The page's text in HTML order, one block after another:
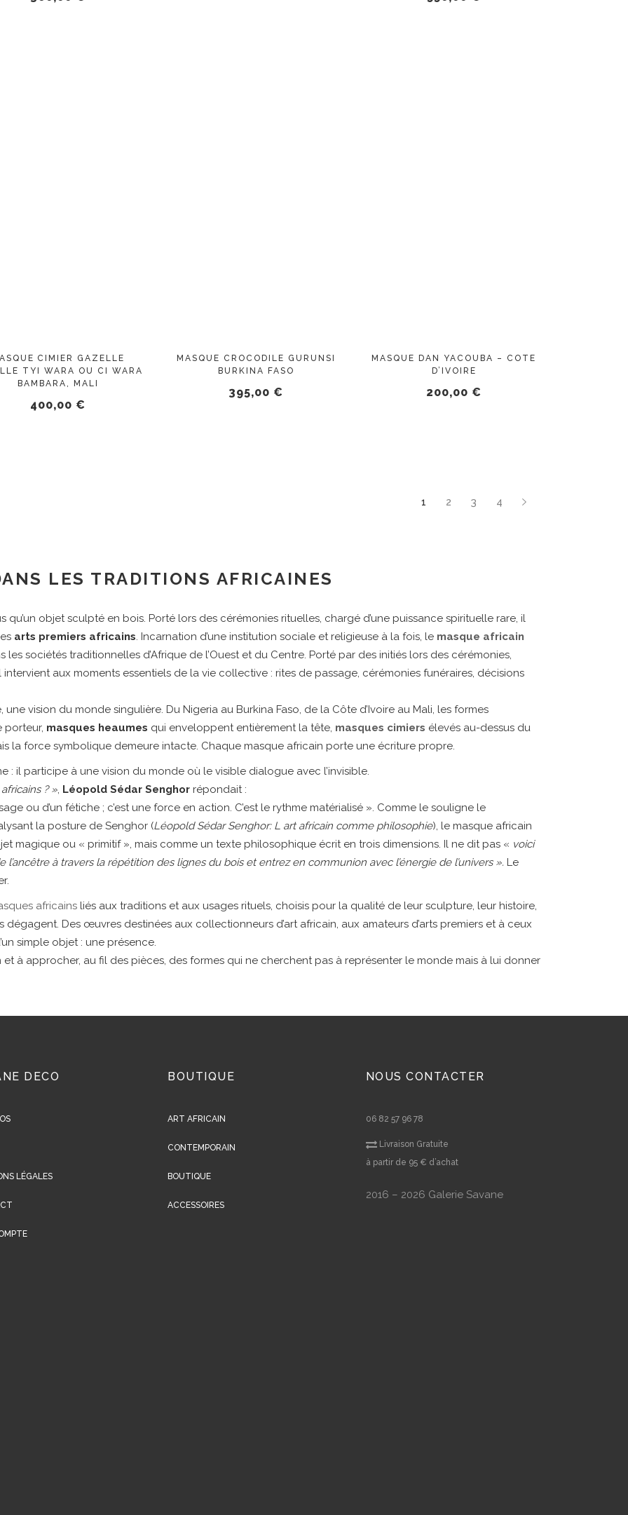
CIMIER GAZELLE
TYI WARA OU CI WARA
BAMBARA, MALI
400,00 €
MASQUE CROCODILE GURUNSI
BURKINA FASO
395,00 €
MASQUE DAN YACOUBA – COTE
D’IVOIRE
200,00 €
1 2 3 4
LES TRADITIONS AFRICAINES
qu’un objet sculpté en bois. Porté lors des cérémonies rituelles, chargé d’une puissance spirituelle rare, il
arts premiers africains. Incarnation d’une institution sociale et religieuse à la fois, le masque africain
sociétés traditionnelles d’Afrique de l’Ouest et du Centre. Porté par des initiés lors des cérémonies,
aux moments essentiels de la vie collective : rites de passage, cérémonies funéraires, décisions
vision du monde singulière. Du Nigeria au Burkina Faso, de la Côte d’Ivoire au Mali, les formes
porteur, masques heaumes qui enveloppent entièrement la tête, masques cimiers élevés au-dessus du
la force symbolique demeure intacte. Chaque masque africain porte une écriture propre.
: il participe à une vision du monde où le visible dialogue avec l’invisible.
? », Léopold Sédar Senghor répondait :
ou d’un fétiche ; c’est une force en action. C’est le rythme matérialisé ». Comme le souligne le
la posture de Senghor (Léopold Sédar Senghor: L art africain comme philosophie), le masque africain
magique ou « primitif », mais comme un texte philosophique écrit en trois dimensions. Il ne dit pas « voici
l’ancêtre à travers la répétition des lignes du bois et entrez en communion avec l’énergie de l’univers ». Le
africains liés aux traditions et aux usages rituels, choisis pour la qualité de leur sculpture, leur histoire,
Des œuvres destinées aux collectionneurs d’art africain, aux amateurs d’arts premiers et à ceux
simple objet : une présence.
à approcher, au fil des pièces, des formes qui ne cherchent pas à représenter le monde mais à lui donner
DECO
LÉGALES
BOUTIQUE
ART AFRICAIN
CONTEMPORAIN
BOUTIQUE
ACCESSOIRES
NOUS CONTACTER
06 82 57 96 78
Livraison Gratuite
à partir de 95 € d’achat
2016 – 2026 Galerie Savane